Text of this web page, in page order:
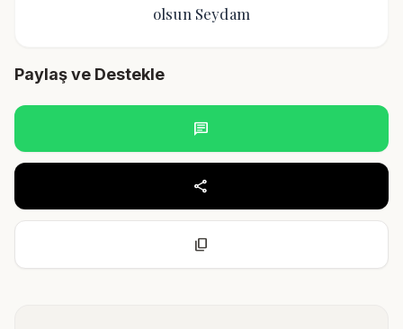
olsun Seydam
Paylaş ve Destekle
chat
share
content_copy